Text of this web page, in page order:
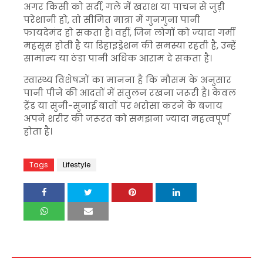
अगर किसी को सर्दी, गले में खराश या पाचन से जुड़ी
परेशानी हो, तो सीमित मात्रा में गुनगुना पानी
फायदेमंद हो सकता है। वहीं, जिन लोगों को ज्यादा गर्मी
महसूस होती है या डिहाइड्रेशन की समस्या रहती है, उन्हें
सामान्य या ठंडा पानी अधिक आराम दे सकता है।
स्वास्थ्य विशेषज्ञों का मानना है कि मौसम के अनुसार
पानी पीने की आदतों में संतुलन रखना जरूरी है। केवल
ट्रेंड या सुनी-सुनाई बातों पर भरोसा करने के बजाय
अपने शरीर की जरूरत को समझना ज्यादा महत्वपूर्ण
होता है।
Tags Lifestyle